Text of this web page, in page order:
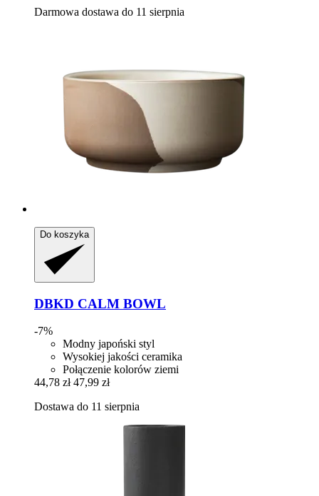
Darmowa dostawa do 11 sierpnia
Do koszyka
DBKD CALM BOWL
-7%
Modny japoński styl
Wysokiej jakości ceramika
Połączenie kolorów ziemi
44,78 zł 47,99 zł
Dostawa do 11 sierpnia